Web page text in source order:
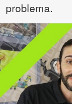
problema.